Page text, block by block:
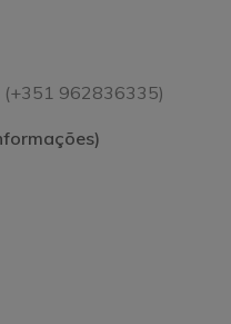
(+351 962836335)